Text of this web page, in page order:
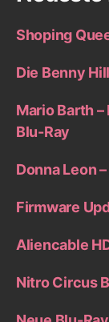
Shoping
Die Benny
Mario Barth
Blu-Ray
Donna Leon
Firmware
Aliencable
Nitro Circus